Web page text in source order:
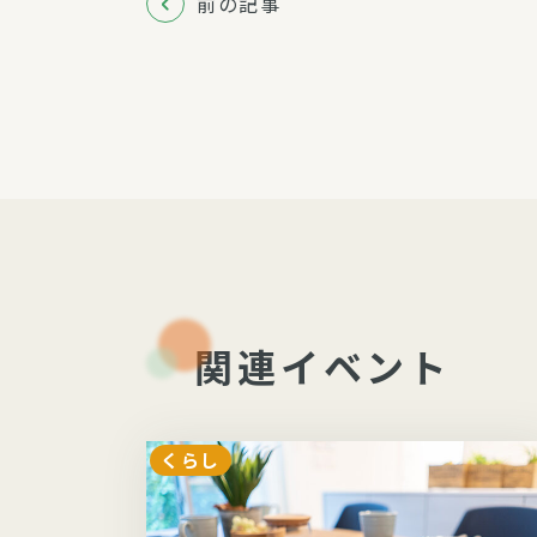
関連イベント
くらし